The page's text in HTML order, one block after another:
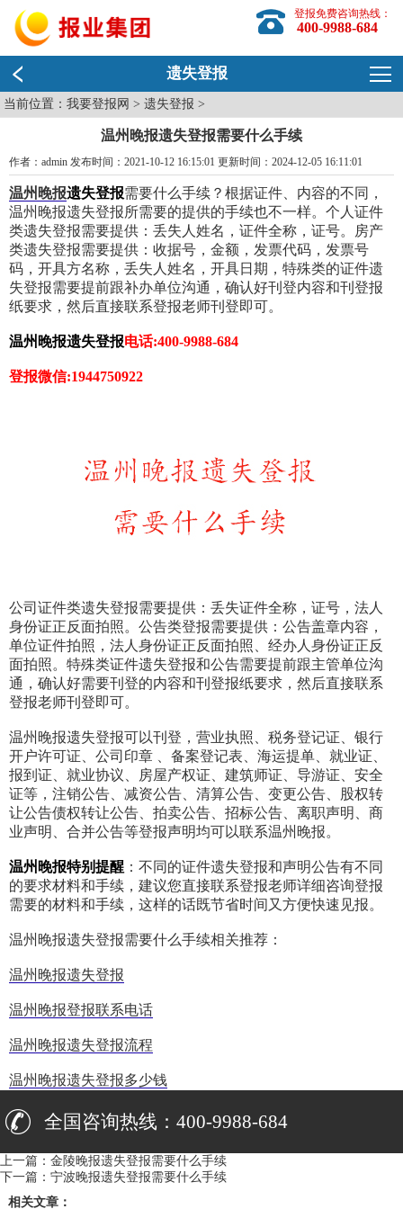
登报免费咨询热线：
400-9988-684
遗失登报
当前位置：我要登报网 >遗失登报 >
温州晚报遗失登报需要什么手续
作者：admin 发布时间：2021-10-12 16:15:01 更新时间：2024-12-05 16:11:01
温州晚报遗失登报需要什么手续？根据证件、内容的不同，
温州晚报遗失登报所需要的提供的手续也不一样。个人证件
类遗失登报需要提供：丢失人姓名，证件全称，证号。房产
类遗失登报需要提供：收据号，金额，发票代码，发票号
码，开具方名称，丢失人姓名，开具日期，特殊类的证件遗
失登报需要提前跟补办单位沟通，确认好刊登内容和刊登报
纸要求，然后直接联系登报老师刊登即可。
温州晚报遗失登报电话:400-9988-684
登报微信:1944750922
公司证件类遗失登报需要提供：丢失证件全称，证号，法人
身份证正反面拍照。公告类登报需要提供：公告盖章内容，
单位证件拍照，法人身份证正反面拍照、经办人身份证正反
面拍照。特殊类证件遗失登报和公告需要提前跟主管单位沟
通，确认好需要刊登的内容和刊登报纸要求，然后直接联系
登报老师刊登即可。
温州晚报遗失登报可以刊登，营业执照、税务登记证、银行
开户许可证、公司印章 、备案登记表、海运提单、就业证、
报到证、就业协议、房屋产权证、建筑师证、导游证、安全
证等，注销公告、减资公告、清算公告、变更公告、股权转
让公告债权转让公告、拍卖公告、招标公告、离职声明、商
业声明、合并公告等登报声明均可以联系温州晚报。
温州晚报特别提醒 ：不同的证件遗失登报和声明公告有不同
的要求材料和手续，建议您直接联系登报老师详细咨询登报
需要的材料和手续，这样的话既节省时间又方便快速见报。
温州晚报遗失登报需要什么手续相关推荐：
温州晚报遗失登报
温州晚报登报联系电话
温州晚报遗失登报流程
温州晚报遗失登报多少钱
全国咨询热线：400-9988-684
上一篇： 金陵晚报遗失登报需要什么手续
下一篇： 宁波晚报遗失登报需要什么手续
相关文章：